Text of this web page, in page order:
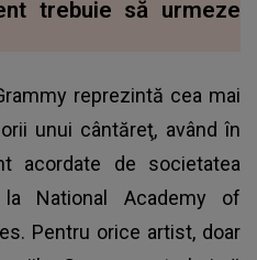
trebuie să urmeze
reprezintă cea mai
unui cântăreţ, având în
acordate de societatea
National Academy of
Pentru orice artist, doar